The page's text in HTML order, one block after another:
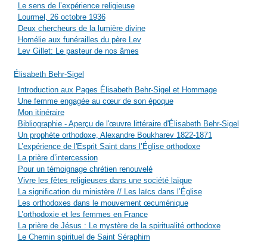
Le sens de l’expérience religieuse
Lourmel, 26 octobre 1936
Deux chercheurs de la lumière divine
Homélie aux funérailles du père Lev
Lev Gillet: Le pasteur de nos âmes
Élisabeth Behr-Sigel
Introduction aux Pages Élisabeth Behr-Sigel et Hommage
Une femme engagée au cœur de son époque
Mon itinéraire
Bibliographie - Aperçu de l'œuvre littéraire d'Élisabeth Behr-Sigel
Un prophète orthodoxe, Alexandre Boukharev 1822-1871
L’expérience de l'Esprit Saint dans l’Église orthodoxe
La prière d’intercession
Pour un témoignage chrétien renouvelé
Vivre les fêtes religieuses dans une société laïque
La signification du ministère // Les laïcs dans l’Église
Les orthodoxes dans le mouvement œcuménique
L’orthodoxie et les femmes en France
La prière de Jésus : Le mystère de la spiritualité orthodoxe
Le Chemin spirituel de Saint Séraphim